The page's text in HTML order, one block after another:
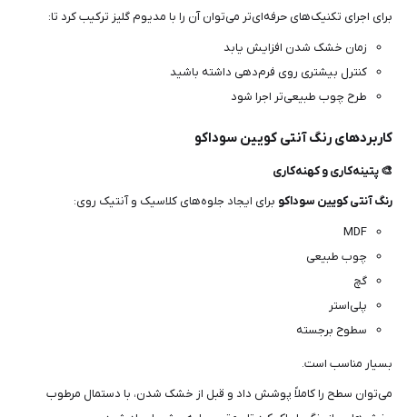
برای اجرای تکنیک‌های حرفه‌ای‌تر می‌توان آن را با مدیوم گلیز ترکیب کرد تا:
زمان خشک شدن افزایش یابد
کنترل بیشتری روی فرم‌دهی داشته باشید
طرح چوب طبیعی‌تر اجرا شود
کاربردهای رنگ آنتی کویین سوداکو
🎨 پتینه‌کاری و کهنه‌کاری
رنگ آنتی کویین سوداکو برای ایجاد جلوه‌های کلاسیک و آنتیک روی:
MDF
چوب طبیعی
گچ
پلی‌استر
سطوح برجسته
بسیار مناسب است.
می‌توان سطح را کاملاً پوشش داد و قبل از خشک شدن، با دستمال مرطوب